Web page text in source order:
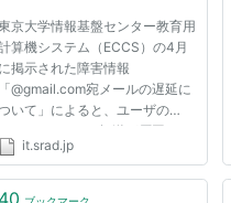
京大学情報基盤センター教育用
算機システム（ECCS）の4月
に掲示された障害情報
「@gmail.com宛メールの遅延に
いて」によると、ユーザの
Gmailへのメール転送が原因で
Gmailへのメール送信がドメイン
とメールの転送自体が問題である
it.srad.jp